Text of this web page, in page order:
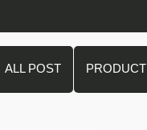
ALL POST PRODUCT